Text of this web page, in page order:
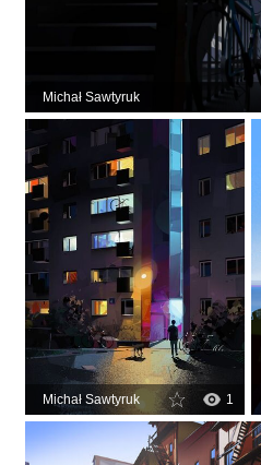
Michał Sawtyruk
Michał Sawtyruk 1